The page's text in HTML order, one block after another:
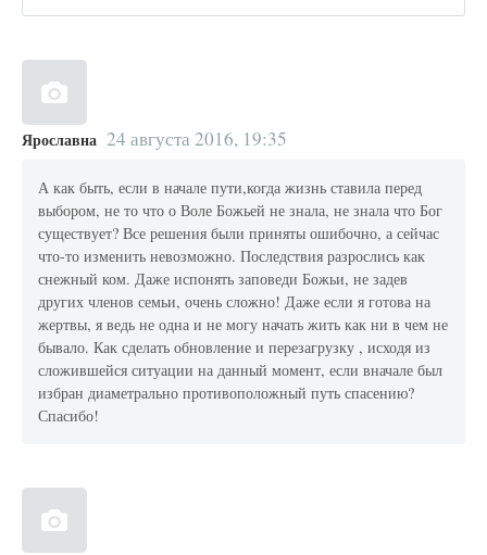
Ярославна 24 августа 2016, 19:35
А как быть, если в начале пути,когда жизнь ставила перед
выбором, не то что о Воле Божьей не знала, не знала что Бог
существует? Все решения были приняты ошибочно, а сейчас
что-то изменить невозможно. Последствия разрослись как
снежный ком. Даже испонять заповеди Божьи, не задев
других членов семьи, очень сложно! Даже если я готова на
жертвы, я ведь не одна и не могу начать жить как ни в чем не
бывало. Как сделать обновление и перезагрузку , исходя из
сложившейся ситуации на данный момент, если вначале был
избран диаметрально противоположный путь спасению?
Спасибо!